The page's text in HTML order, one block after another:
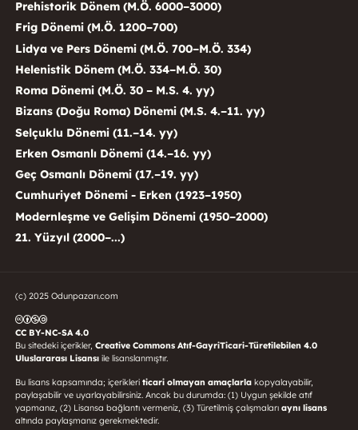
Prehistorik Dönem (M.Ö. 6000–3000)
Frig Dönemi (M.Ö. 1200–700)
Lidya ve Pers Dönemi (M.Ö. 700–M.Ö. 334)
Helenistik Dönem (M.Ö. 334–M.Ö. 30)
Roma Dönemi (M.Ö. 30 – M.S. 4. yy)
Bizans (Doğu Roma) Dönemi (M.S. 4.–11. yy)
Selçuklu Dönemi (11.–14. yy)
Erken Osmanlı Dönemi (14.–16. yy)
Geç Osmanlı Dönemi (17.–19. yy)
Cumhuriyet Dönemi - Erken (1923–1950)
Modernleşme ve Gelişim Dönemi (1950–2000)
21. Yüzyıl (2000–...)
(c) 2025 Odunpazarı.com
CC BY-NC-SA 4.0
Bu sitedeki içerikler, Creative Commons Atıf-GayriTicari-Türetilebilen 4.0
Uluslararası Lisansı ile lisanslanmıştır.
Bu lisans kapsamında; içerikleri ticari olmayan amaçlarlakopyalayabilir,
paylaşabilir ve uyarlayabilirsiniz. Ancak bu durumda: (1) Uygun şekilde atıf
yapmanız, (2) Lisansa bağlantı vermeniz, (3) Türetilmiş çalışmaları aynı lisans
altında paylaşmanız gerekmektedir.